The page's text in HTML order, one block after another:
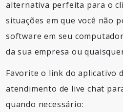
alternativa perfeita para o
situações em que você não
software em seu
da sua empresa ou
Favorite o link do aplicativo
atendimento de live chat
quando necessário: